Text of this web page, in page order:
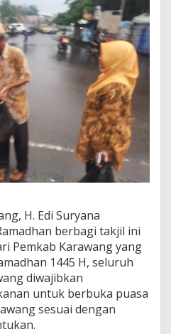
d
H. Edi Suryana
berbagi takjil ini
Pemkab Karawang yang
1445 H, seluruh
diwajibkan
untuk berbuka puasa
sesuai dengan